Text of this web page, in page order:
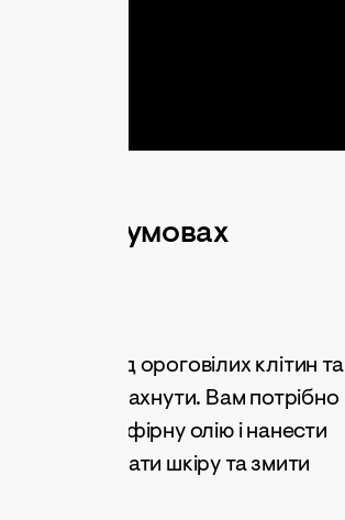
умовах
від ороговілих клітин та
приємно пахнути. Вам потрібно
олію або ефірну олію і нанести
помасажувати шкіру та змити